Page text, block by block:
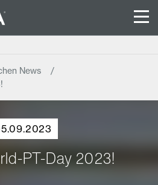
News
PT-Day 2023!